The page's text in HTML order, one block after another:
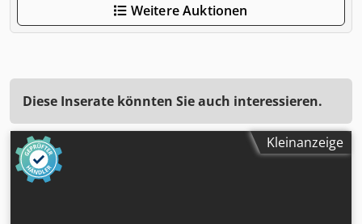
Weitere Auktionen
Diese Inserate könnten Sie auch interessieren.
Kleinanzeige